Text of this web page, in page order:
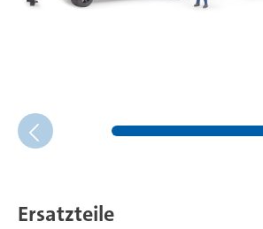
Ersatzteile